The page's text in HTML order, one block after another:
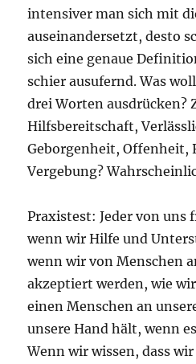
intensiver man sich mit
auseinandersetzt, desto
sich eine genaue
schier ausufernd. Was
drei Worten ausdrücken?
Hilfsbereitschaft,
Geborgenheit, Offenheit,
Vergebung?
Praxistest: Jeder von uns
wenn wir Hilfe und
wenn wir von Menschen
akzeptiert werden, wie
einen Menschen an
unsere Hand hält, wenn
Wenn wir wissen, dass